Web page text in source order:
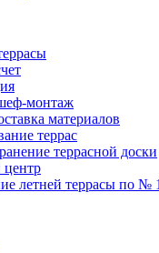
монтаж
материалов
террас
террасной доски
летней террасы по